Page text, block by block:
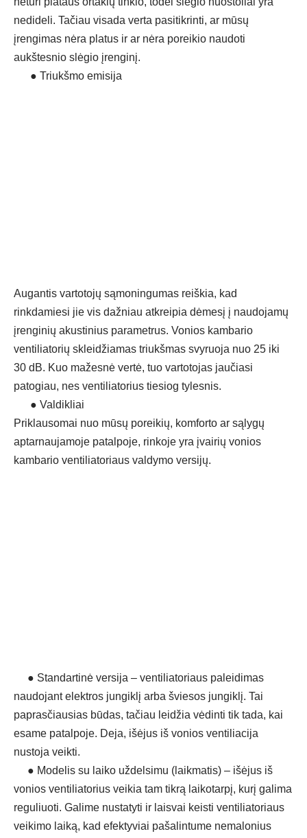
nedideli. Tačiau visada verta pasitikrinti, ar mūsų
įrengimas nėra platus ir ar nėra poreikio naudoti
aukštesnio slėgio įrenginį.
● Triukšmo emisija
Augantis vartotojų sąmoningumas reiškia, kad
rinkdamiesi jie vis dažniau atkreipia dėmesį į naudojamų
įrenginių akustinius parametrus. Vonios kambario
ventiliatorių skleidžiamas triukšmas svyruoja nuo 25 iki
30 dB. Kuo mažesnė vertė, tuo vartotojas jaučiasi
patogiau, nes ventiliatorius tiesiog tylesnis.
● Valdikliai
Priklausomai nuo mūsų poreikių, komforto ar sąlygų
aptarnaujamoje patalpoje, rinkoje yra įvairių vonios
kambario ventiliatoriaus valdymo versijų.
● Standartinė versija – ventiliatoriaus paleidimas
naudojant elektros jungiklį arba šviesos jungiklį. Tai
paprasčiausias būdas, tačiau leidžia vėdinti tik tada, kai
esame patalpoje. Deja, išėjus iš vonios ventiliacija
nustoja veikti.
● Modelis su laiko uždelsimu (laikmatis) – išėjus iš
vonios ventiliatorius veikia tam tikrą laikotarpį, kurį galima
reguliuoti. Galime nustatyti ir laisvai keisti ventiliatoriaus
veikimo laiką, kad efektyviai pašalintume nemalonius